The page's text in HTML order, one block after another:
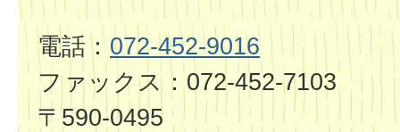
電話： 072-452-9016
ファックス：072-452-7103
〒590-0495